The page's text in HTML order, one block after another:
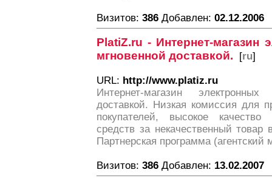
Визитов: 386 Добавлен: 02.12.2006
PlatiZ.ru - Интернет-магазин
мгновенной доставкой. [ru]
URL: http://www.platiz.ru
Интернет-магазин
доставкой. Низкая комиссия для
покупателей, высокое качество
средств за некачественный
Партнерская программа (агентский
Визитов: 386 Добавлен: 13.02.2007